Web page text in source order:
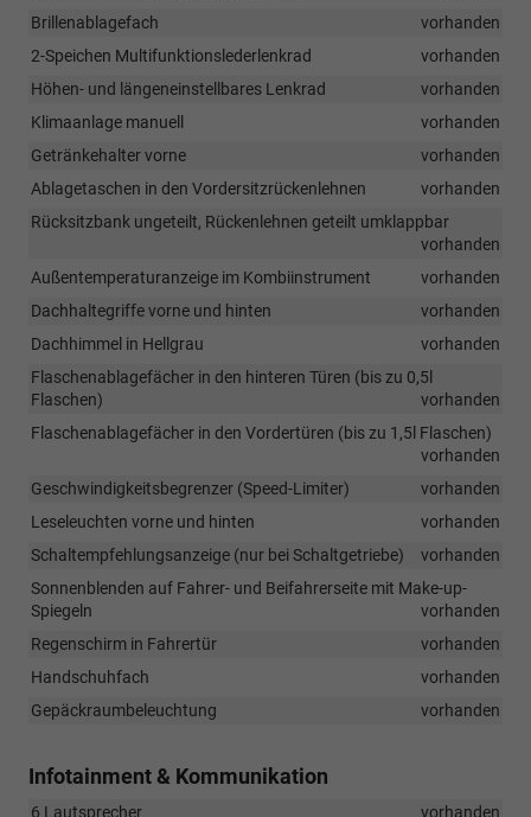
Brillenablagefach
vorhanden
2-Speichen Multifunktionslederlenkrad
vorhanden
Höhen- und längeneinstellbares Lenkrad
vorhanden
Klimaanlage manuell
vorhanden
Getränkehalter vorne
vorhanden
Ablagetaschen in den Vordersitzrückenlehnen
vorhanden
Rücksitzbank ungeteilt, Rückenlehnen geteilt umklappbar
vorhanden
Außentemperaturanzeige im Kombiinstrument
vorhanden
Dachhaltegriffe vorne und hinten
vorhanden
Dachhimmel in Hellgrau
vorhanden
Flaschenablagefächer in den hinteren Türen (bis zu 0,5l
Flaschen)
vorhanden
Flaschenablagefächer in den Vordertüren (bis zu 1,5l Flaschen)
vorhanden
Geschwindigkeitsbegrenzer (Speed-Limiter)
vorhanden
Leseleuchten vorne und hinten
vorhanden
Schaltempfehlungsanzeige (nur bei Schaltgetriebe)
vorhanden
Sonnenblenden auf Fahrer- und Beifahrerseite mit Make-up-
Spiegeln
vorhanden
Regenschirm in Fahrertür
vorhanden
Handschuhfach
vorhanden
Gepäckraumbeleuchtung
vorhanden
Infotainment & Kommunikation
6 Lautsprecher vorhanden